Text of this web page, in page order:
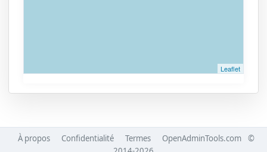
Leaflet
À propos Confidentialité Termes OpenAdminTools.com
©